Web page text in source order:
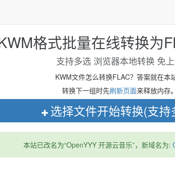
格式批量在线转换为
支持多选 浏览器本地转换 免
KWM文件怎么转换FLAC？答案就在本站
转换下一组时先刷新页面来释放内存。
选择文件开始转换(支持
本站已改名为“OpenYYY 开源云音乐”，新域名为: